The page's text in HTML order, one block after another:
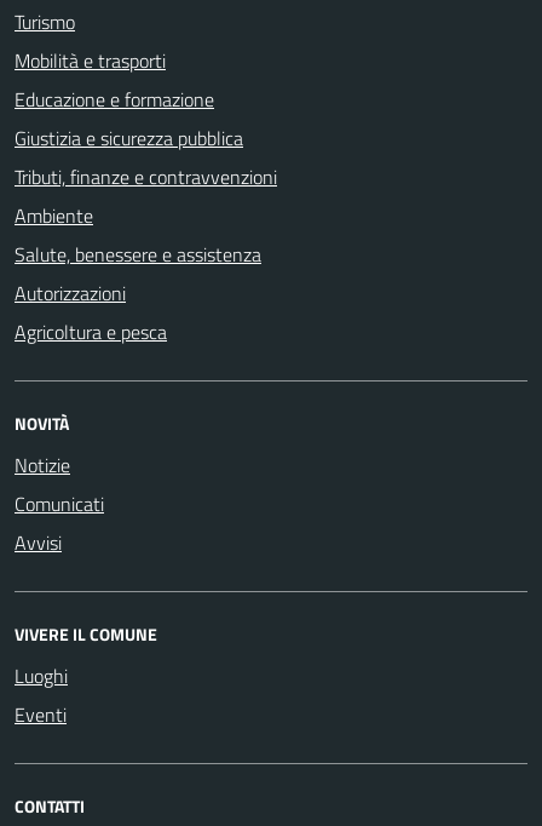
Turismo
Mobilità e trasporti
Educazione e formazione
Giustizia e sicurezza pubblica
Tributi, finanze e contravvenzioni
Ambiente
Salute, benessere e assistenza
Autorizzazioni
Agricoltura e pesca
NOVITÀ
Notizie
Comunicati
Avvisi
VIVERE IL COMUNE
Luoghi
Eventi
CONTATTI